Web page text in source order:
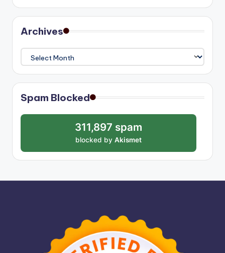
Archives
Archives
Spam Blocked
311,897 spam
blocked by Akismet